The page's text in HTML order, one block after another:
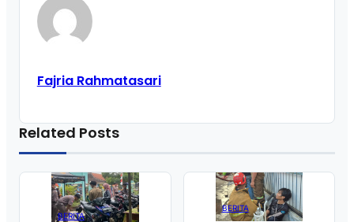
Fajria Rahmatasari
Related Posts
BERITA
BERITA